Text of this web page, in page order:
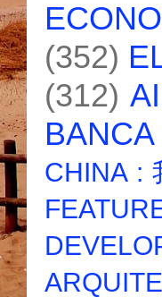
(352)
(312)
CHINA :